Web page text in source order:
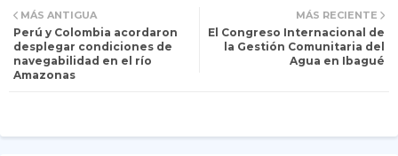
ats
MÁS RECIENTE
El Congreso Internacional de
la Gestión Comunitaria del
Agua en Ibagué
MÁS ANTIGUA
Perú y Colombia acordaron
desplegar condiciones de
navegabilidad en el río
Amazonas